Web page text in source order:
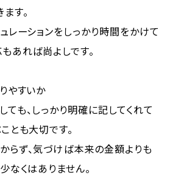
す。
レーションをしっかり時間をかけて
あれば尚よしです。
やすいか
も、しっかり明確に記してくれて
とも大切です。
らず、気づけば本来の金額よりも
なくはありません。